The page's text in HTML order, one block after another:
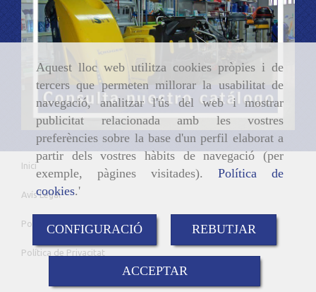
Aquest lloc web utilitza cookies pròpies i de
tercers que permeten millorar la usabilitat de
navegació, analitzar l'ús del web i mostrar
publicitat relacionada amb les vostres
preferències sobre la base d'un perfil elaborat a
partir dels vostres hàbits de navegació (per
exemple, pàgines visitades). Política de
cookies.'
CONFIGURACIÓ REBUTJAR
ACCEPTAR
Inici
Avís Legal
Política de cookies
Política de Privacitat